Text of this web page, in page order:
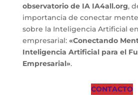
observatorio de IA IA4all.org,
importancia de conectar
sobre la Inteligencia Artificial
empresarial: «Conectando
Inteligencia Artificial para el
Empresarial».
CONTACTO